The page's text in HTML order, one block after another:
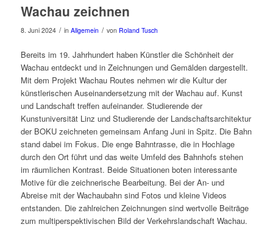
Wachau zeichnen
8. Juni 2024 / in Allgemein / von Roland Tusch
Bereits im 19. Jahrhundert haben Künstler die Schönheit der
Wachau entdeckt und in Zeichnungen und Gemälden dargestellt.
Mit dem Projekt Wachau Routes nehmen wir die Kultur der
künstlerischen Auseinandersetzung mit der Wachau auf. Kunst
und Landschaft treffen aufeinander. Studierende der
Kunstuniversität Linz und Studierende der Landschaftsarchitektur
der BOKU zeichneten gemeinsam Anfang Juni in Spitz. Die Bahn
stand dabei im Fokus. Die enge Bahntrasse, die in Hochlage
durch den Ort führt und das weite Umfeld des Bahnhofs stehen
im räumlichen Kontrast. Beide Situationen boten interessante
Motive für die zeichnerische Bearbeitung. Bei der An- und
Abreise mit der Wachaubahn sind Fotos und kleine Videos
entstanden. Die zahlreichen Zeichnungen sind wertvolle Beiträge
zum multiperspektivischen Bild der Verkehrslandschaft Wachau.